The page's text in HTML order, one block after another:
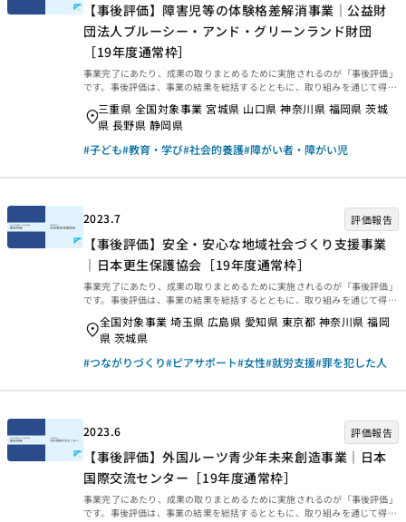
【事後評価】障害児等の体験格差解消事業｜公益財
団法人ブルーシー・アンド・グリーンランド財団
［19年度通常枠］
事業完了にあたり、成果の取りまとめるために実施されるのが「事後評価」
です。事後評価は、事業の結果を総括するとともに、取り組みを通じて得ら
ます。今回は、2022年3月末に事業完了した2019年度通常枠【障害児等の
体験格差解消事業｜公益財団法人ブルーシー・アンド・グリーンランド財
団】の事後評価報告書をご紹介します。ぜひご覧ください。 事業概要等 事
業概要などは、以下のページからご覧ください。 事後評価報告 事後評価報
【事業基礎情報】
三重県 全国対象事業 宮城県 山口県 神奈川県 福岡県 茨城
県 長野県 静岡県
#子ども#教育・学び#社会的養護#障がい者・障がい児
2023.7 評価報告
【事後評価】安全・安心な地域社会づくり支援事業
｜日本更生保護協会［19年度通常枠］
事業完了にあたり、成果の取りまとめるために実施されるのが「事後評価」
です。事後評価は、事業の結果を総括するとともに、取り組みを通じて得ら
ます。今回は、2022年3月末に事業完了した2019年度通常枠【安全・安心
な地域社会づくり支援事業｜日本更生保護協会】の事後評価報告書をご紹介
します。ぜひご覧ください。 事業概要等 事業概要などは、以下のページか
らご覧ください。 事後評価報告 事後評価報告書は、以下の外部リンクから
全国対象事業 埼玉県 広島県 愛知県 東京都 神奈川県 福岡
県 茨城県
#つながりづくり#ピアサポート#女性#就労支援#罪を犯した人
2023.6 評価報告
【事後評価】外国ルーツ青少年未来創造事業｜日本
国際交流センター［19年度通常枠］
事業完了にあたり、成果の取りまとめるために実施されるのが「事後評価」
です。事後評価は、事業の結果を総括するとともに、取り組みを通じて得ら